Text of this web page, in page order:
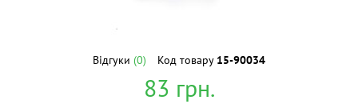
Відгуки (0) Код товару 15-90034
83 грн.